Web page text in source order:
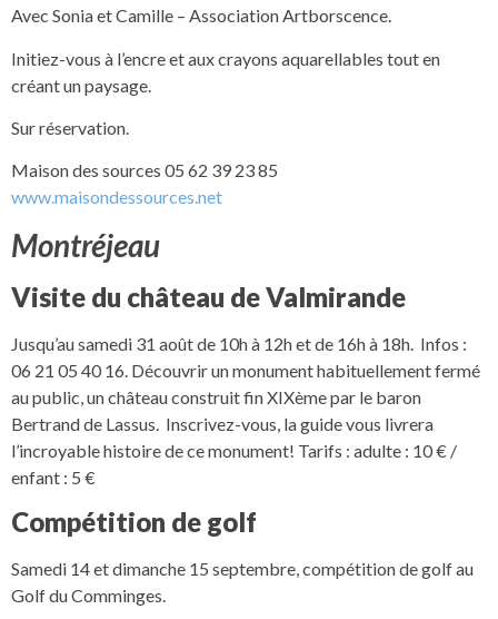
Avec Sonia et Camille – Association Artborscence.
Initiez-vous à l’encre et aux crayons aquarellables tout en
créant un paysage.
Sur réservation.
Maison des sources 05 62 39 23 85
www.maisondessources.net
Montréjeau
Visite du château de Valmirande
Jusqu’au samedi 31 août de 10h à 12h et de 16h à 18h. Infos :
06 21 05 40 16. Découvrir un monument habituellement fermé
au public, un château construit fin XIXème par le baron
Bertrand de Lassus. Inscrivez-vous, la guide vous livrera
l’incroyable histoire de ce monument! Tarifs : adulte : 10 € /
enfant : 5 €
Compétition de golf
Samedi 14 et dimanche 15 septembre, compétition de golf au
Golf du Comminges.